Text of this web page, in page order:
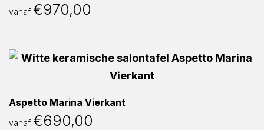
vanaf €970,00
Aspetto Marina Vierkant
vanaf €690,00